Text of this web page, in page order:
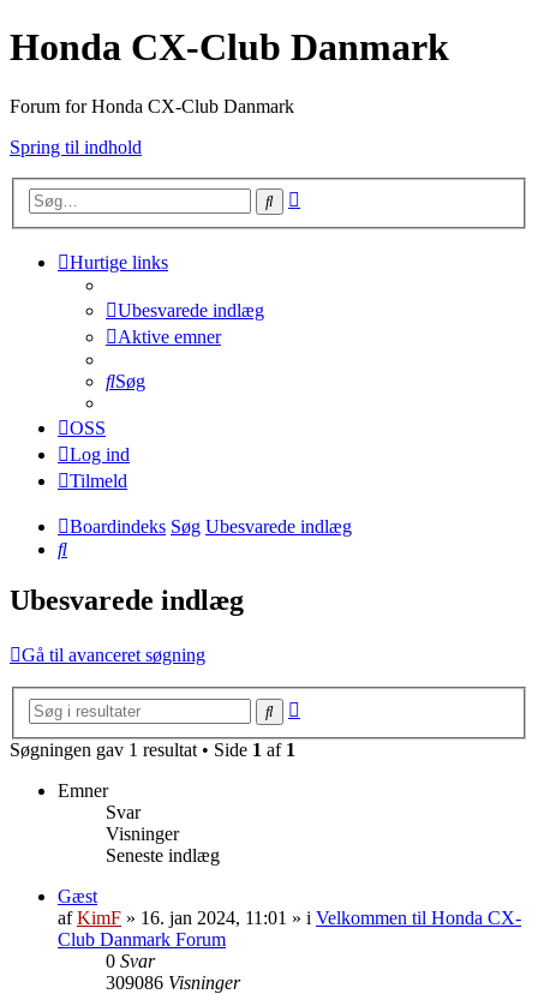
Honda CX-Club Danmark
Forum for Honda CX-Club Danmark
Spring til indhold
Søg
Hurtige links
Ubesvarede indlæg
Aktive emner
Søg
OSS
Log ind
Tilmeld
Boardindeks Søg Ubesvarede indlæg
Søg
Ubesvarede indlæg
Gå til avanceret søgning
Søg
Søgningen gav 1 resultat • Side 1 af 1
Emner
Svar
Visninger
Seneste indlæg
Gæst
afKimF » 16. jan 2024, 11:01 » i Velkommen til Honda CX-
Club Danmark Forum
0 Svar
309086 Visninger